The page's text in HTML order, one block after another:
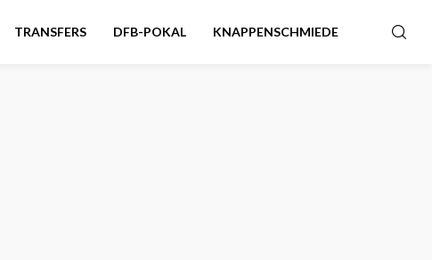
TRANSFERS DFB-POKAL KNAPPENSCHMIEDE